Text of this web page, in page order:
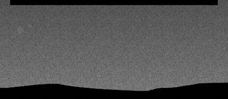
彬、邵大倫、曹雅雯、陳孟賢、黃露
瑤